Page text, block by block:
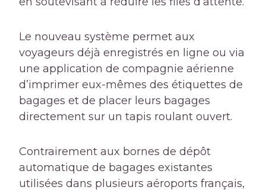
Le nouveau système permet aux
voyageurs déjà enregistrés en ligne ou via
une application de compagnie aérienne
d’imprimer eux-mêmes des étiquettes de
bagages et de placer leurs bagages
directement sur un tapis roulant ouvert.
Contrairement aux bornes de dépôt
automatique de bagages existantes
utilisées dans plusieurs aéroports français,